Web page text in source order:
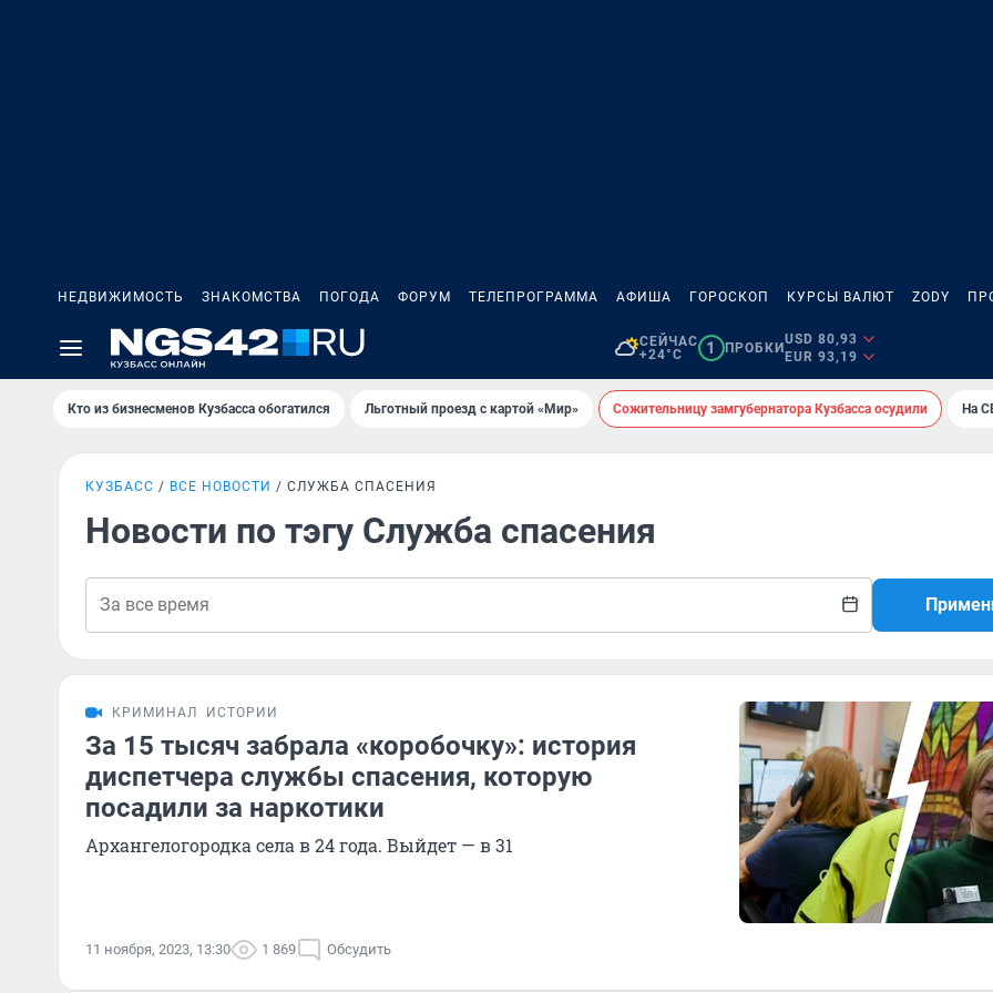
НЕДВИЖИМОСТЬ ЗНАКОМСТВА ПОГОДА ФОРУМ ТЕЛЕПРОГРАММА АФИША ГОРОСКОП КУРСЫ ВАЛЮТ ZODY
СЕЙЧАС
+24°C
1 ПРОБКИ
USD 80,93
EUR 93,19
Кто из бизнесменов Кузбасса обогатился Льготный проезд с картой «Мир» Сожительницу замгубернатора Кузбасса осудили На
КУЗБАСС ВСЕ НОВОСТИ СЛУЖБА СПАСЕНИЯ
Новости по тэгу Служба спасения
КРИМИНАЛ ИСТОРИИ
За 15 тысяч забрала «коробочку»: история
диспетчера службы спасения, которую
посадили за наркотики
Архангелогородка села в 24 года. Выйдет — в 31
11 ноября, 2023, 13:30 1 869 Обсудить